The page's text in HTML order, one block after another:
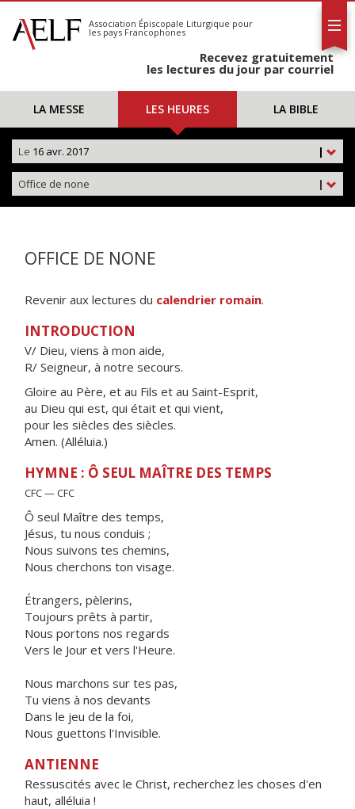
S'abonner
Calendrier
Association Épiscopale Liturgique pour
les pays Francophones
Recevez gratuitement
les lectures du jour par courriel
LA MESSE LES HEURES LA BIBLE
|
Le 16 avr. 2017
|
Office de none
OFFICE DE NONE
Revenir aux lectures du calendrier romain.
INTRODUCTION
V/ Dieu, viens à mon aide,
R/ Seigneur, à notre secours.
Gloire au Père, et au Fils et au Saint-Esprit,
au Dieu qui est, qui était et qui vient,
pour les siècles des siècles.
Amen. (Alléluia.)
HYMNE : Ô SEUL MAÎTRE DES TEMPS
CFC — CFC
Ô seul Maître des temps,
Jésus, tu nous conduis ;
Nous suivons tes chemins,
Nous cherchons ton visage.
Étrangers, pèlerins,
Toujours prêts à partir,
Nous portons nos regards
Vers le Jour et vers l'Heure.
Nous marchons sur tes pas,
Tu viens à nos devants
Dans le jeu de la foi,
Nous guettons l'Invisible.
ANTIENNE
Ressuscités avec le Christ, recherchez les choses d'en
haut, alléluia !